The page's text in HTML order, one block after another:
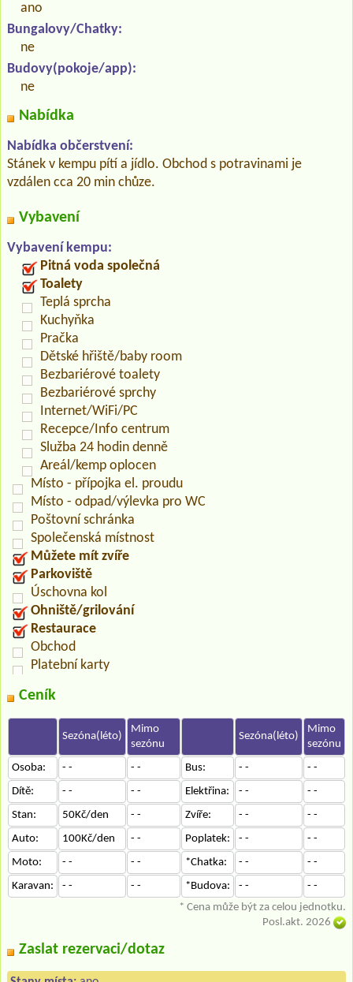
ano
Bungalovy/Chatky:
ne
Budovy(pokoje/app):
ne
Nabídka
Nabídka občerstvení:
Stánek v kempu pítí a jídlo. Obchod s potravinami je
vzdálen cca 20 min chůze.
Vybavení
Vybavení kempu:
Pitná voda společná
Toalety
Teplá sprcha
Kuchyňka
Pračka
Dětské hřiště/baby room
Bezbariérové toalety
Bezbariérové sprchy
Internet/WiFi/PC
Recepce/Info centrum
Služba 24 hodin denně
Areál/kemp oplocen
Místo - přípojka el. proudu
Místo - odpad/výlevka pro WC
Poštovní schránka
Společenská místnost
Můžete mít zvíře
Parkoviště
Úschovna kol
Ohniště/grilování
Restaurace
Obchod
Platební karty
Ceník
Sezóna(léto)
Mimo
sezónu
Sezóna(léto)
Mimo
sezónu
Osoba:
- - - - Bus: - -
- -
Dítě:
- - - - Elektřina: - -
- -
Stan:
50Kč/den - - Zvíře: - -
- -
Auto:
100Kč/den - - Poplatek: - -
- -
Moto:
- - - - *Chatka: - -
- -
Karavan:
- - - - *Budova: - -
- -
* Cena může být za celou jednotku.
Posl.akt. 2026
Zaslat rezervaci/dotaz